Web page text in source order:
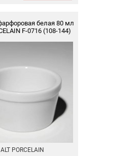
белая 80 мл
F-0716 (108-144)
ALT PORCELAIN